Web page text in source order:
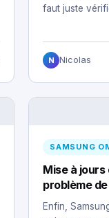
faut juste
N Nicolas
SAMSUNG
Mise à
problème
Enfin,